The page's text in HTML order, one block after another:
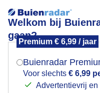
Welkom bij
gaan?
Premium € 6,99 / jaar
Buienradar
Voor slechts € 6,99
Advertentievrij
Weer 50 tinten grijs
Mogen we je